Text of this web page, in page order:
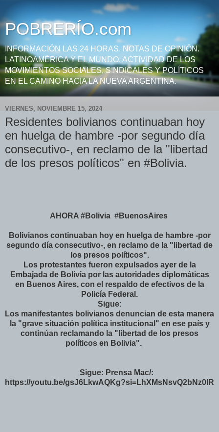
POBRERÍO.com
INFORMACIÓN LAS 24 HORAS. NOTAS DE OPINIÓN.
LATINOAMÉRICA Y EL MUNDO. ACTIVIDAD DE LOS
MOVIMIENTOS SOCIALES, SINDICALES Y POLÍTICOS
EN EL CAMINO HACIA LA NUEVA ARGENTINA.
VIERNES, NOVIEMBRE 15, 2024
Residentes bolivianos continuaban hoy
en huelga de hambre -por segundo día
consecutivo-, en reclamo de la "libertad
de los presos políticos" en #Bolivia.
AHORA #Bolivia #BuenosAires
Bolivianos continuaban hoy en huelga de hambre -por
segundo día consecutivo-, en reclamo de la "libertad de
los presos políticos".
Los protestantes fueron expulsados ayer de la
Embajada de Bolivia por las autoridades diplomáticas
en Buenos Aires, con el respaldo de efectivos de la
Policía Federal.
Sigue:
Los manifestantes bolivianos denuncian de esta manera
la "grave situación política institucional" en ese país y
continúan reclamando la "libertad de los presos
políticos en Bolivia".
Sigue: Prensa Mac/:
https://youtu.be/gsJ6LkwAQKg?si=LhXMsNsvQ2bNz0IR